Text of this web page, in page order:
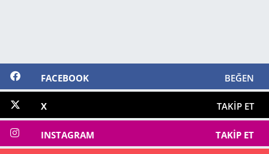
FACEBOOK BEĞEN
X TAKIP ET
INSTAGRAM TAKIP ET